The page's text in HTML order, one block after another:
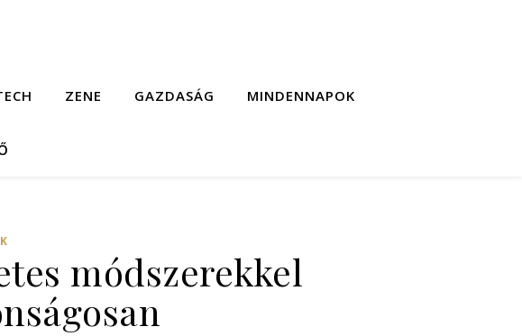
ZENE GAZDASÁG MINDENNAPOK
módszerekkel